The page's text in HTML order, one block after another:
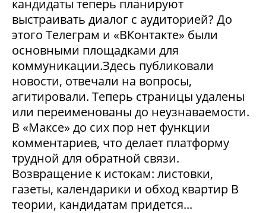
кандидаты теперь планируют
выстраивать диалог с аудиторией? До
этого Телеграм и «ВКонтакте» были
основными площадками для
коммуникации.Здесь публиковали
новости, отвечали на вопросы,
агитировали. Теперь страницы удалены
или переименованы до неузнаваемости.
В «Максе» до сих пор нет функции
комментариев, что делает платформу
трудной для обратной связи.
Возвращение к истокам: листовки,
газеты, календарики и обход квартир В
теории, кандидатам придется...